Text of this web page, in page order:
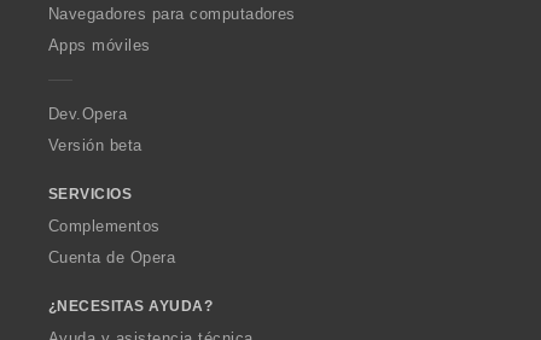
O
p
a
Navegadores para computadores
Apps móviles
Dev.Opera
Versión beta
SERVICIOS
Complementos
Cuenta de Opera
¿NECESITAS AYUDA?